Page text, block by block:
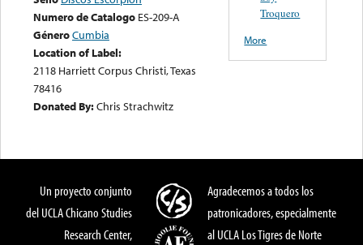
Numero de Catalogo ES-209-A
GéneroCumbia
Location of Label:
2118 Harriett Corpus Christi, Texas
78416
Donated By:Chris Strachwitz
Troquero
More
Un proyecto conjunto
del UCLA Chicano Studies
Research Center,
Agradecemos a todos los
patronicadores, especialmente
al UCLA Los Tigres de Norte